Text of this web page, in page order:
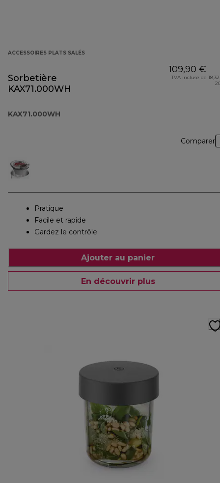
ACCESSOIRES PLATS SALÉS
Sorbetière
KAX71.000WH
KAX71.000WH
109,90 €
TVA incluse de
Comparer
Pratique
Facile et rapide
Gardez le contrôle
Ajouter au panier
En découvrir plus